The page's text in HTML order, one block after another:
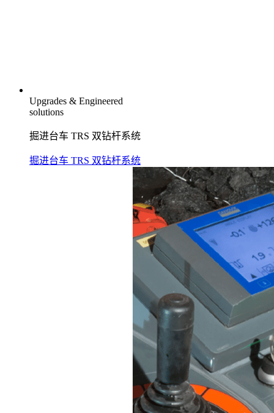
Upgrades & Engineered
solutions
掘进台车 TRS 双钻杆系统
掘进台车 TRS 双钻杆系统